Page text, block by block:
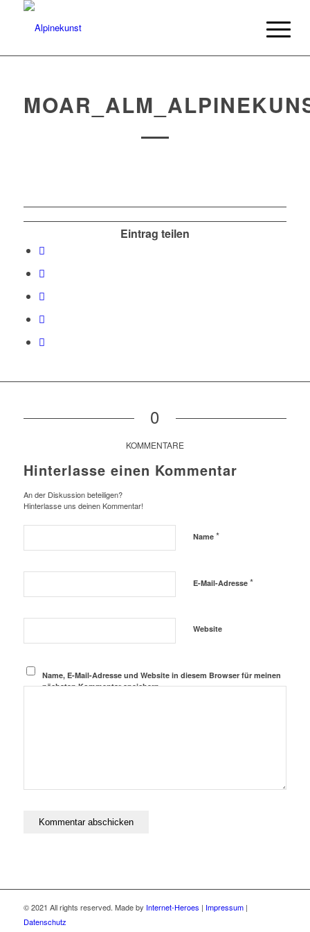
Eintrag teilen
0
KOMMENTARE
Hinterlasse einen Kommentar
An der Diskussion beteiligen?
Hinterlasse uns deinen Kommentar!
Name *
E-Mail-Adresse *
Website
Name, E-Mail-Adresse und Website in diesem Browser für meinen
nächsten Kommentar speichern.
© 2021 All rights reserved. Made by Internet-Heroes | Impressum|
Datenschutz